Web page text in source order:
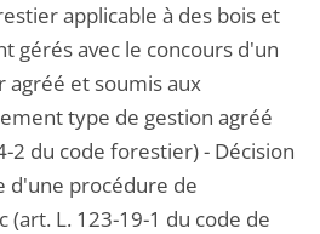
applicable à des bois et
gérés avec le concours d'un
et soumis aux
type de gestion agréé
2 du code forestier) - Décision
d'une procédure de
(art. L. 123-19-1 du code de